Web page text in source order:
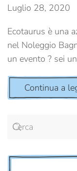
Luglio 28, 2020
Ecotaurus è una
nel Noleggio
un evento ? sei
Continua a